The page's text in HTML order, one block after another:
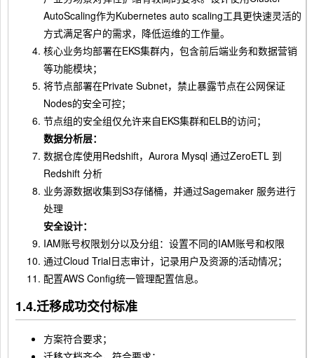
AutoScaling作为Kubernetes auto scaling工具更快速灵活的
方式满足客户的需求，降低运维的工作量。
核心业务均部署在EKS集群内，包含前后端业务和数据营销
等功能模块；
将节点部署在Private Subnet，禁止暴露节点在公网保证
Nodes的安全可控；
节点组的安全组仅允许来自EKS集群和ELB的访问；
数据分析层：
数据仓库使用Redshift，Aurora Mysql 通过ZeroETL 到
Redshift 分析
业务源数据收集到S3存储桶，并通过Sagemaker 服务进行
处理
安全设计：
IAM账号权限划分以及分组：设置不同的IAM账号和权限
通过Cloud Trial日志审计，记录用户及资源的活动情况；
配置AWS Config统一管理配置信息。
1.4.迁移成功交付标准
方案符合要求；